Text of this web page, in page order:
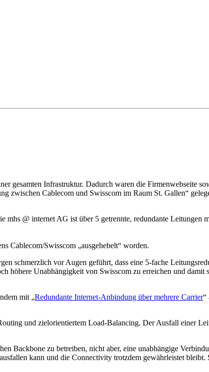
gesamten Infrastruktur. Dadurch waren die Firmenwebseite
zwischen Cablecom und Swisscom im Raum St. Gallen“
@ internet AG ist über 5 getrennte, redundante Leitungen
Cablecom/Swisscom „ausgehebelt“ worden.
schmerzlich vor Augen geführt, dass eine 5-fache
Unabhängigkeit von Swisscom zu erreichen und damit
mit „Redundante Internet-Anbindung über mehrere Carrier“
und zielorientiertem Load-Balancing. Der Ausfall einer
Backbone zu betreiben, nicht aber, eine unabhängige
kann und die Connectivity trotzdem gewährleistet bleibt.